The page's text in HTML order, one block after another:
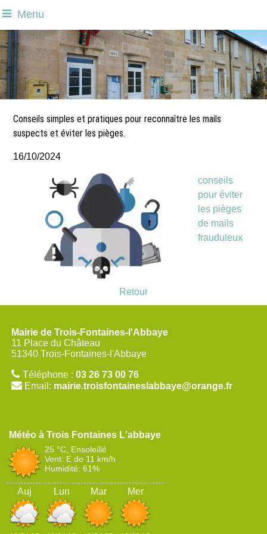
Menu
Conseils simples et pratiques pour reconnaître les mails
suspects et éviter les pièges.
16/10/2024
conseils
pour éviter
les pièges
de mails
frauduleux
Retour
Mairie de Trois-Fontaines-l'Abbaye
11 Place du Château
51340 Trois-Fontaines-l'Abbaye
Téléphone : 03 26 73 00 76
Email: mairie.troisfontaineslabbaye@orange.fr
Trois Fontaines L'abbaye
25 °C, Ensoleillé
Vent: E de 11 km/h
Humidité: 61%
Auj Lun Mar Mer